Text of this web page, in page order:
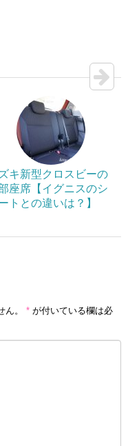
キ新型クロスビーの
座席【イグニスのシ
トとの違いは？】
。 * が付いている欄は必